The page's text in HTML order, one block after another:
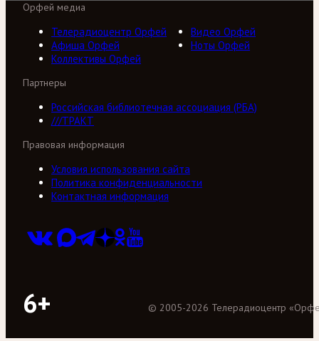
Орфей медиа
Телерадиоцентр Орфей
Видео Орфей
Афиша Орфей
Ноты Орфей
Коллективы Орфей
Партнеры
Российская библиотечная ассоциация (РБА)
///ТРАКТ
Правовая информация
Условия использования сайта
Политика конфиденциальности
Контактная информация
6+ © 2005-2026 Телерадиоцентр